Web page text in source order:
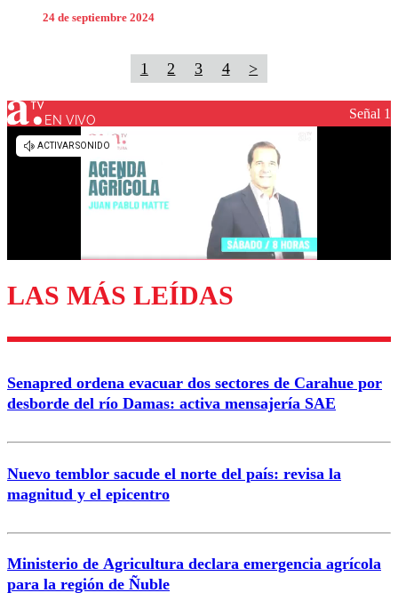
24 de septiembre 2024
1 2 3 4 >
EN VIVO Señal 1
LAS MÁS LEÍDAS
Senapred ordena evacuar dos sectores de Carahue por
desborde del río Damas: activa mensajería SAE
Nuevo temblor sacude el norte del país: revisa la
magnitud y el epicentro
Ministerio de Agricultura declara emergencia agrícola
para la región de Ñuble